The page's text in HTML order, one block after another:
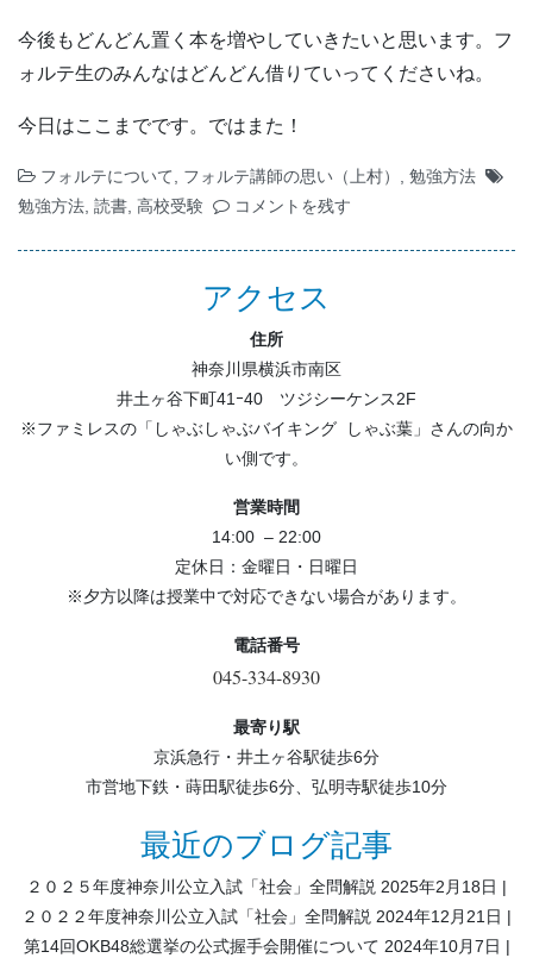
今後もどんどん置く本を増やしていきたいと思います。フ
ォルテ生のみんなはどんどん借りていってくださいね。
今日はここまでです。ではまた！
フォルテについて, フォルテ講師の思い（上村） , 勉強方法
勉強方法, 読書, 高校受験 コメントを残す
アクセス
住所
神奈川県横浜市南区
井土ヶ谷下町41ｰ40 ツジシーケンス2F
※ファミレスの「しゃぶしゃぶバイキング しゃぶ葉」さんの向か
い側です。
営業時間
14:00 – 22:00
定休日：金曜日・日曜日
※夕方以降は授業中で対応できない場合があります。
電話番号
045-334-8930
最寄り駅
京浜急行・井土ヶ谷駅徒歩6分
市営地下鉄・蒔田駅徒歩6分、弘明寺駅徒歩10分
最近のブログ記事
２０２５年度神奈川公立入試「社会」全問解説 2025年2月18日
２０２２年度神奈川公立入試「社会」全問解説 2024年12月21日
第14回OKB48総選挙の公式握手会開催について 2024年10月7日